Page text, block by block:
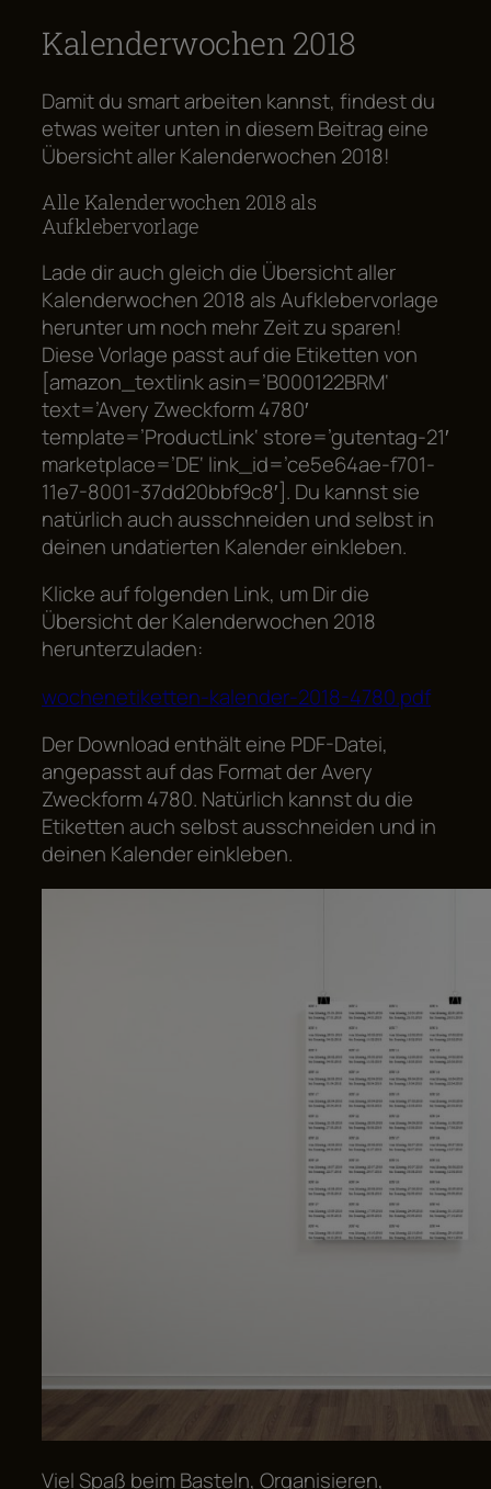
Kalenderwochen 2018
Damit du smart arbeiten kannst, findest du
etwas weiter unten in diesem Beitrag eine
Übersicht aller Kalenderwochen 2018!
Alle Kalenderwochen 2018 als
Aufklebervorlage
Lade dir auch gleich die Übersicht aller
Kalenderwochen 2018 als Aufklebervorlage
herunter um noch mehr Zeit zu sparen!
Diese Vorlage passt auf die Etiketten von
[amazon_textlink asin=’B000122BRM‘
text=’Avery Zweckform 4780′
template=’ProductLink‘ store=’gutentag-21′
marketplace=’DE‘ link_id=’ce5e64ae-f701-
11e7-8001-37dd20bbf9c8′]. Du kannst sie
natürlich auch ausschneiden und selbst in
deinen undatierten Kalender einkleben.
Klicke auf folgenden Link, um Dir die
Übersicht der Kalenderwochen 2018
herunterzuladen:
wochenetiketten-kalender-2018-4780.pdf
Der Download enthält eine PDF-Datei,
angepasst auf das Format der Avery
Zweckform 4780. Natürlich kannst du die
Etiketten auch selbst ausschneiden und in
deinen Kalender einkleben.
Viel Spaß beim Basteln, Organisieren,